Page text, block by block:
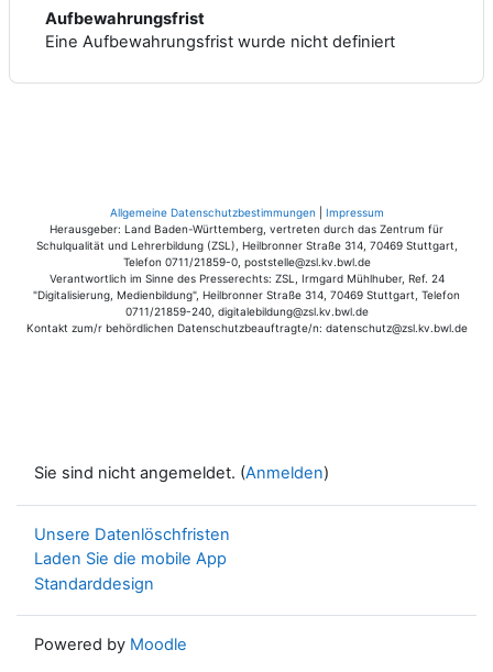
Aufbewahrungsfrist
Eine Aufbewahrungsfrist wurde nicht definiert
Allgemeine Datenschutzbestimmungen
Impressum
Herausgeber: Land Baden-Württemberg, vertreten durch das Zentrum für
Schulqualität und Lehrerbildung (ZSL), Heilbronner Straße 314, 70469 Stuttgart,
Telefon 0711/21859-0, poststelle@zsl.kv.bwl.de
Verantwortlich im Sinne des Presserechts: ZSL, Irmgard Mühlhuber, Ref. 24
"Digitalisierung, Medienbildung", Heilbronner Straße 314, 70469 Stuttgart, Telefon
0711/21859-240, digitalebildung@zsl.kv.bwl.de
Kontakt zum/r behördlichen Datenschutzbeauftragte/n: datenschutz@zsl.kv.bwl.de
Sie sind nicht angemeldet. (Anmelden)
Unsere Datenlöschfristen
Laden Sie die mobile App
Standarddesign
Powered by Moodle